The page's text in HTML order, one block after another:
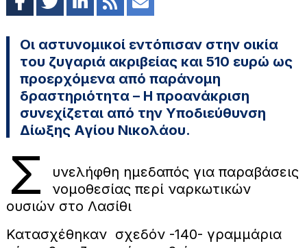
Οι αστυνομικοί εντόπισαν στην οικία
του ζυγαριά ακριβείας και 510 ευρώ ως
προερχόμενα από παράνομη
δραστηριότητα – Η προανάκριση
συνεχίζεται από την Υποδιεύθυνση
Δίωξης Αγίου Νικολάου.
Σ
υνελήφθη ημεδαπός για παραβάσεις
νομοθεσίας περί ναρκωτικών
ουσιών στο Λασίθι
Κατασχέθηκαν σχεδόν -140- γραμμάρια